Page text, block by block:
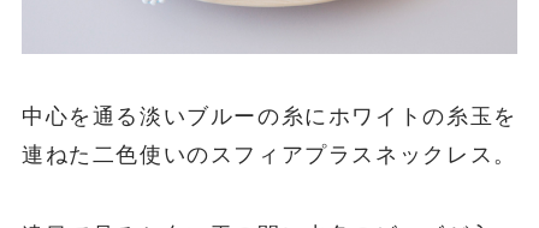
中心を通る淡いブルーの糸にホワイトの糸玉を
連ねた二色使いのスフィアプラスネックレス。